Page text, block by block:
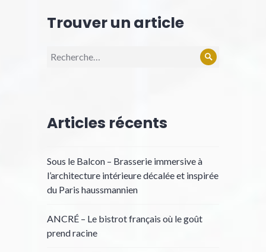
Trouver un article
Recherche
Rechercher
Articles récents
Sous le Balcon – Brasserie immersive à
l’architecture intérieure décalée et inspirée
du Paris haussmannien
ANCRÉ – Le bistrot français où le goût
prend racine